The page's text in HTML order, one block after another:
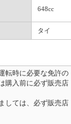
648cc
タイ
転時に必要な免許の
購入前に必ず販売店
しては、必ず販売店